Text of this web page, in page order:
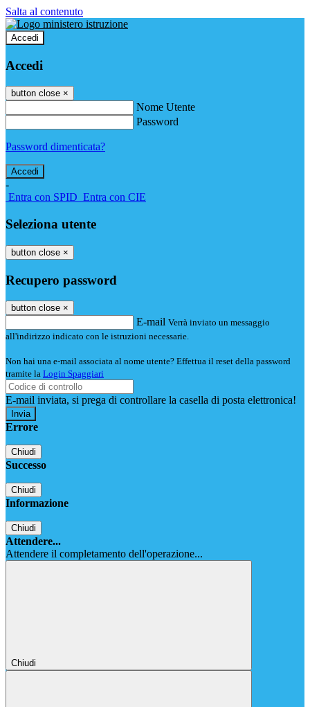
Salta al contenuto
Accedi
Accedi
button close ×
Nome Utente
Password
Password dimenticata?
-
Entra con SPID Entra con CIE
Seleziona utente
button close ×
Recupero password
button close ×
E-mail Verrà inviato un messaggio
all'indirizzo indicato con le istruzioni necessarie.
Non hai una e-mail associata al nome utente? Effettua il reset della password
tramite la Login Spaggiari
E-mail inviata, si prega di controllare la casella di posta elettronica!
Errore
Chiudi
Successo
Chiudi
Informazione
Chiudi
Attendere...
Attendere il completamento dell'operazione...
Chiudi